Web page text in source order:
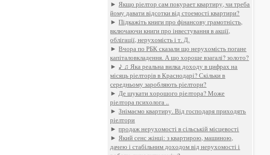
►Якщо ріелтор сам покурает квартиру, чи треба
йому давати відсотки від стоемості квартири?
►Підкажіть книги про фінансову грамотність,
включаючи книги про інвестування в акції,
облігації, нерухомість і т. Д.
►Вчора по РБК сказали що нерухомість погане
капіталовкладення. А що хороше взагалі? золото?
► ♪ ♫ Яка реальна вилка доходу в цифрах на
місяць ріелторів в Краснодарі? Скільки в
середньому заробляють ріелтори?
►Де шукати хорошого ріелтора? Може
ріелтора психолога ..
►Знімаємо квартиру. Від господаря приходять
ріелтори
►продаж нерухомості в сільській місцевості
►Який сенс жінці: з квартирою, машиною,
дачею і стабільним доходом від нерухомості і